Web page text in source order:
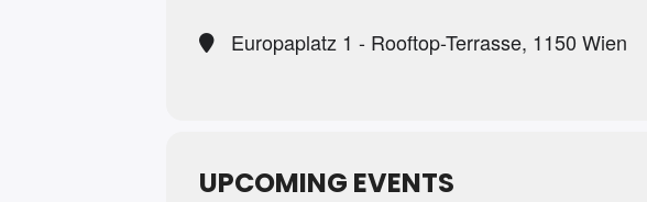
Europaplatz 1 - Rooftop-Terrasse, 1150 Wien
UPCOMING EVENTS